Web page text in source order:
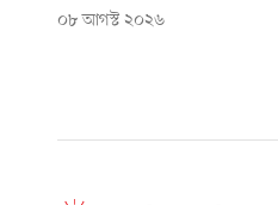
০৮ আগস্ট ২০২৬